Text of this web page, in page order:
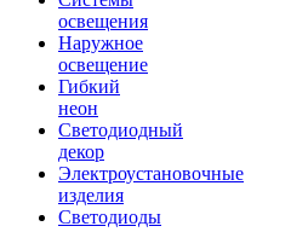
освещения
Наружное
освещение
Гибкий
неон
Светодиодный
декор
Электроустановочные
изделия
Светодиоды